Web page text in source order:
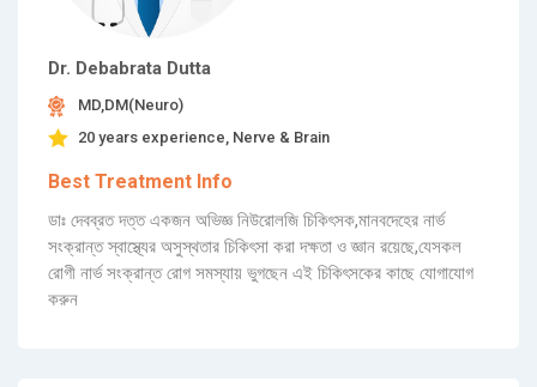
Dr. Debabrata Dutta
MD,DM(Neuro)
20 years experience, Nerve & Brain
Best Treatment Info
ডাঃ দেবব্রত দত্ত একজন অভিজ্ঞ নিউরোলজি চিকিৎসক,মানবদেহের নার্ভ
সংক্রান্ত স্বাস্থ্যের অসুস্থতার চিকিৎসা করা দক্ষতা ও জ্ঞান রয়েছে,যেসকল
রোগী নার্ভ সংক্রান্ত রোগ সমস্যায় ভুগছেন এই চিকিৎসকের কাছে যোগাযোগ
করুন